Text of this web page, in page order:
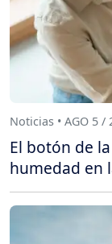
Noticias • AGO 5 /
El botón de
humedad en